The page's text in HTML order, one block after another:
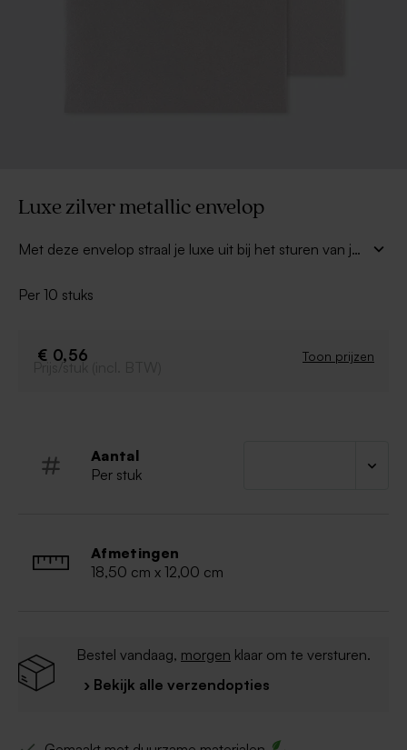
Luxe zilver metallic envelop
Met deze envelop straal je luxe uit bij het sturen van je
papier en heeft een sierlijke puntklep.
Per 10 stuks
€ 0,56 Toon prijzen
Prijs/stuk (incl. BTW)
Aantal
Per stuk
Afmetingen
18,50 cm x 12,00 cm
Bestel vandaag, morgen klaar om te versturen.
› Bekijk alle verzendopties